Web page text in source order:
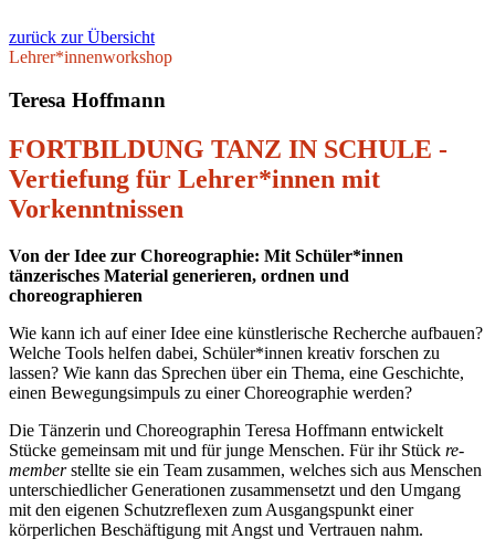
zurück zur Übersicht
Lehrer*innenworkshop
Teresa Hoffmann
FORTBILDUNG TANZ IN SCHULE -
Vertiefung für Lehrer*innen mit
Vorkenntnissen
Von der Idee zur Choreographie: Mit Schüler*innen
tänzerisches Material generieren, ordnen und
choreographieren
Wie kann ich auf einer Idee eine künstlerische Recherche aufbauen?
Welche Tools helfen dabei, Schüler*innen kreativ forschen zu
lassen? Wie kann das Sprechen über ein Thema, eine Geschichte,
einen Bewegungsimpuls zu einer Choreographie werden?
Die Tänzerin und Choreographin Teresa Hoffmann entwickelt
Stücke gemeinsam mit und für junge Menschen. Für ihr Stück re-
memberstellte sie ein Team zusammen, welches sich aus Menschen
unterschiedlicher Generationen zusammensetzt und den Umgang
mit den eigenen Schutzreflexen zum Ausgangspunkt einer
körperlichen Beschäftigung mit Angst und Vertrauen nahm.